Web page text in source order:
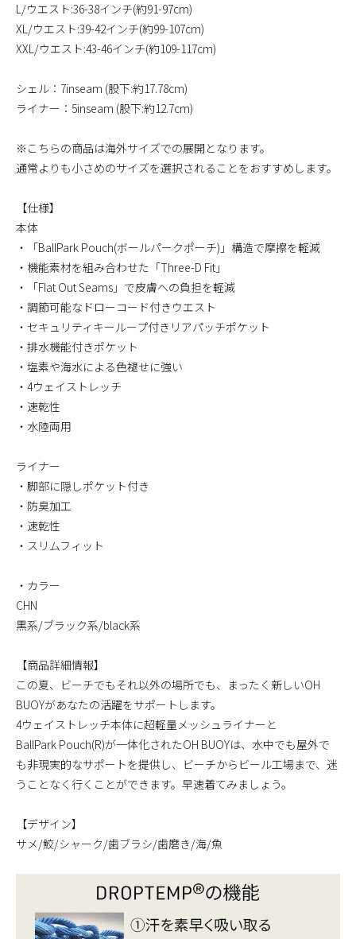
L/ウエスト:36-38インチ(約91-97cm)
XL/ウエスト:39-42インチ(約99-107cm)
XXL/ウエスト:43-46インチ(約109-117cm)
シェル：7inseam (股下:約17.78cm)
ライナー：5inseam (股下:約12.7cm)
※こちらの商品は海外サイズでの展開となります。
通常よりも小さめのサイズを選択されることをおすすめします。
【仕様】
本体
・「BallPark Pouch(ボールパークポーチ)」構造で摩擦を軽減
・機能素材を組み合わせた「Three-D Fit」
・「Flat Out Seams」で皮膚への負担を軽減
・調節可能なドローコード付きウエスト
・セキュリティキーループ付きリアパッチポケット
・排水機能付きポケット
・塩素や海水による色褪せに強い
・4ウェイストレッチ
・速乾性
・水陸両用
ライナー
・脚部に隠しポケット付き
・防臭加工
・速乾性
・スリムフィット
・カラー
CHN
黒系/ブラック系/black系
【商品詳細情報】
この夏、ビーチでもそれ以外の場所でも、まったく新しいOH
BUOYがあなたの活躍をサポートします。
4ウェイストレッチ本体に超軽量メッシュライナーと
BallPark Pouch(R)が一体化されたOH BUOYは、水中でも屋外で
も非現実的なサポートを提供し、ビーチからビール工場まで、迷
うことなく行くことができます。早速着てみましょう。
【デザイン】
サメ/鮫/シャーク/歯ブラシ/歯磨き/海/魚